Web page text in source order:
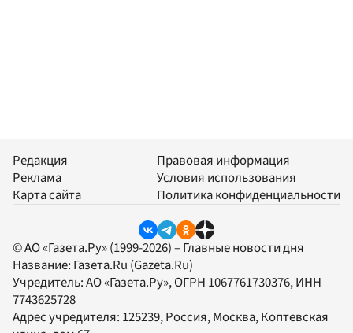
Редакция
Реклама
Карта сайта
Правовая информация
Условия использования
Политика конфиденциальности
© АО «Газета.Ру» (1999-2026) – Главные новости дня
Название: Газета.Ru (Gazeta.Ru)
Учредитель:АО «Газета.Ру», ОГРН 1067761730376, ИНН
7743625728
Адрес учредителя: 125239, Россия, Москва, Коптевская